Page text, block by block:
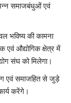
समाजबंधुओं एवं
भविष्य की कामना
एवं औद्योगिक क्षेत्र में
संघ को मिलेगा।
एवं समाजहित से जुड़े
करेंगे।